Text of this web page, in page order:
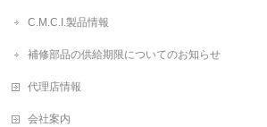
C.M.C.I.製品情報
補修部品の供給期限についてのお知らせ
代理店情報
会社案内